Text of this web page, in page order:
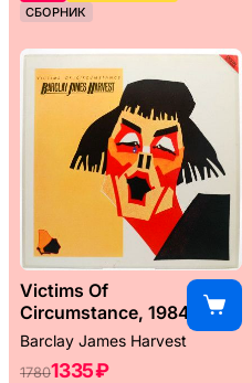
СБОРНИК
Victims Of
Circumstance, 1984
Barclay James Harvest
17801335 ₽